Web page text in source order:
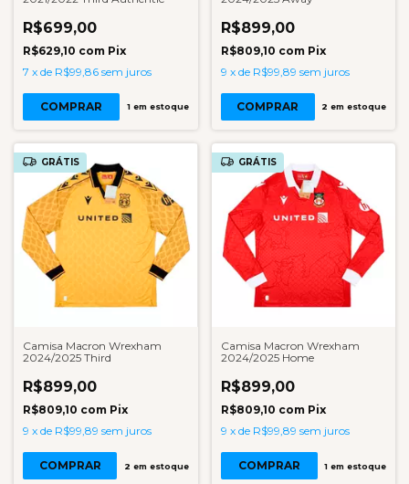
R$699,00
R$629,10 com Pix
7 x de R$99,86 sem juros
COMPRAR 1em estoque
R$899,00
R$809,10 com Pix
9 x de R$99,89 sem juros
COMPRAR 2 em estoque
GRÁTIS
Camisa Macron Wrexham
2024/2025 Third
R$899,00
R$809,10 com Pix
9 x de R$99,89 sem juros
COMPRAR 2 em estoque
GRÁTIS
Camisa Macron Wrexham
2024/2025 Home
R$899,00
R$809,10 com Pix
9 x de R$99,89 sem juros
COMPRAR 1 em estoque